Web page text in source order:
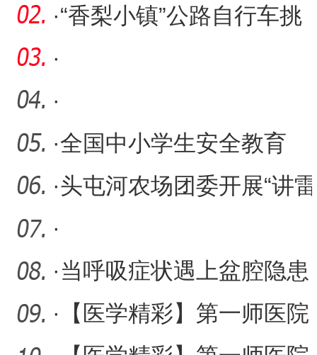
·“香梨小镇”公路自行车挑
战赛将于4月13日开赛
·
·
·全国中小学生安全教育
日：安全教育进校园 平安
守护
·头屯河农场团委开展“讲雷
锋故事 做时代先锋”活动
·
·当呼吸症状遇上盆腔隐患
援疆专家让梅格斯综合征“
·
【医学精彩】第一师医院